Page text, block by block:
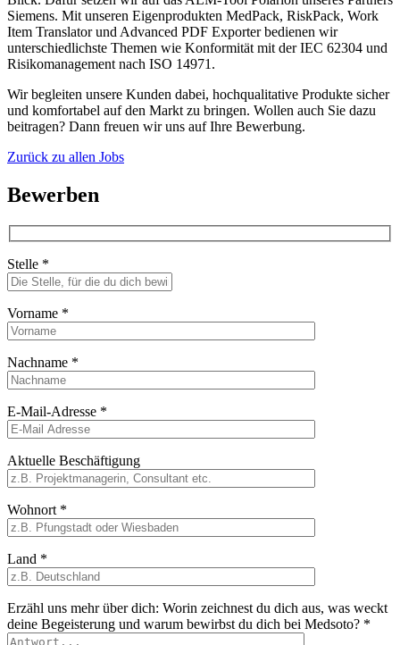
Siemens. Mit unseren Eigenprodukten MedPack, RiskPack, Work
Item Translator und Advanced PDF Exporter bedienen wir
unterschiedlichste Themen wie Konformität mit der IEC 62304 und
Risikomanagement nach ISO 14971.
Wir begleiten unsere Kunden dabei, hochqualitative Produkte sicher
und komfortabel auf den Markt zu bringen. Wollen auch Sie dazu
beitragen? Dann freuen wir uns auf Ihre Bewerbung.
Zurück zu allen Jobs
Bewerben
Stelle *
Vorname *
Nachname *
E-Mail-Adresse *
Aktuelle Beschäftigung
Wohnort *
Land *
Erzähl uns mehr über dich: Worin zeichnest du dich aus, was weckt
deine Begeisterung und warum bewirbst du dich bei Medsoto? *